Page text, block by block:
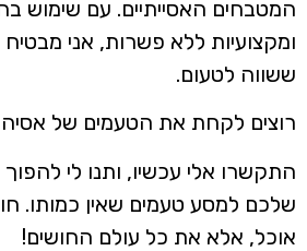
המטבחים האסייתיים. עם שימוש
ומקצועיות ללא פשרות, אני מבטיח
ששווה לטעום.
רוצים לקחת את הטעמים של
התקשרו אלי עכשיו, ותנו לי
שלכם למסע טעמים שאין כמותו.
אוכל, אלא את כל עולם החושים!